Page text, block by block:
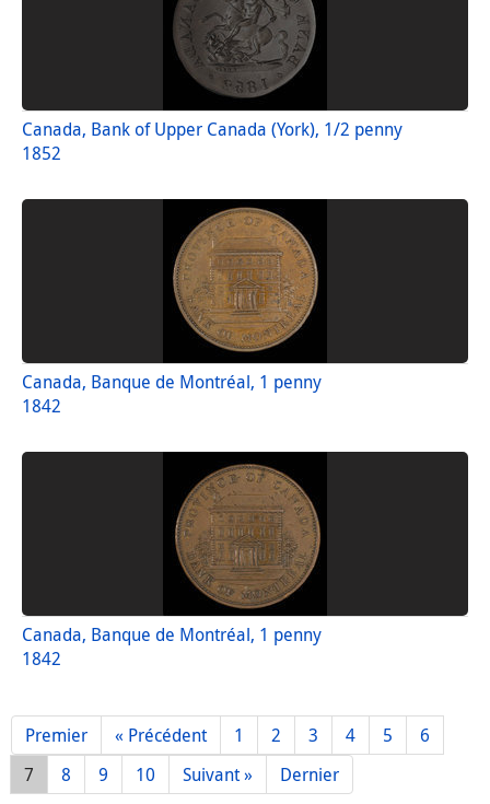
Canada, Bank of Upper Canada (York), 1/2 penny
1852
Canada, Banque de Montréal, 1 penny
1842
Canada, Banque de Montréal, 1 penny
1842
Premier « Précédent 1 2 3 4 5
6
7
8 9 10 Suivant » Dernier